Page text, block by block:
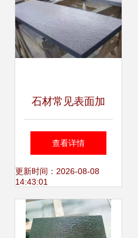
石材常见表面加
工，用对这几种方
法，效果大不一
样！
查看详情
更新时间：2026-08-08
14:43:01